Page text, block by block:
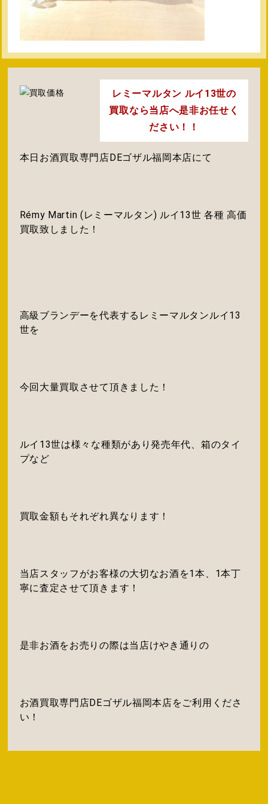
レミーマルタン ルイ13世の
買取なら当店へ是非お任せく
ださい！！
本日お酒買取専門店DEゴザル福岡本店にて
Rémy Martin (レミーマルタン) ルイ13世 各種 高価
買取致しました！
高級ブランデーを代表するレミーマルタンルイ13
世を
今回大量買取させて頂きました！
ルイ13世は様々な種類があり発売年代、箱のタイ
プなど
買取金額もそれぞれ異なります！
当店スタッフがお客様の大切なお酒を1本、1本丁
寧に査定させて頂きます！
是非お酒をお売りの際は当店けやき通りの
お酒買取専門店DEゴザル福岡本店をご利用くださ
い！